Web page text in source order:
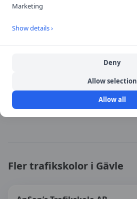
2026-08-09
BesökGävle Trafikskola AB→
Fler trafikskolor i Gävle
Marketing
Show details ›
Deny
Allow selection
Allow all